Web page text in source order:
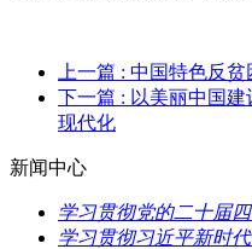
上一篇 : 中国特色反
下一篇 : 以美丽中国
现代化
新闻中心
学习贯彻党的二十届
学习贯彻习近平新时